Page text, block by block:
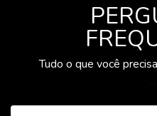
Tudo o que você